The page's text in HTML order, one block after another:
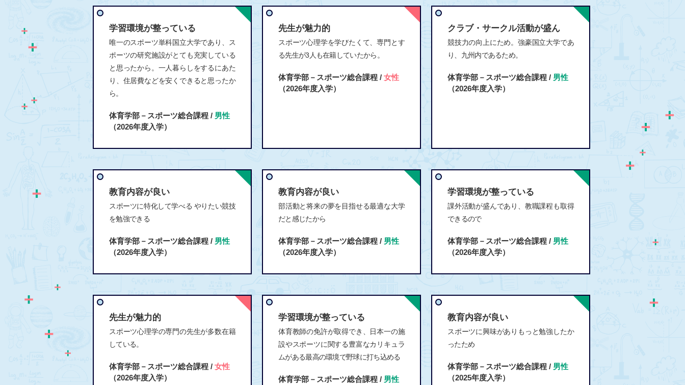
学習環境が整っている
唯一のスポーツ単科国立大学であり、ス
ポーツの研究施設がとても充実している
と思ったから。一人暮らしをするにあた
り、住居費などを安くできると思ったか
ら。
体育学部－スポーツ総合課程 / 男性
（2026年度入学）
先生が魅力的
スポーツ心理学を学びたくて、専門とす
る先生が3人も在籍していたから。
体育学部－スポーツ総合課程 / 女性
（2026年度入学）
クラブ・サークル活動が盛ん
競技力の向上にため。強豪国立大学であ
り、九州内であるため。
体育学部－スポーツ総合課程 / 男性
（2026年度入学）
教育内容が良い
スポーツに特化して学べる やりたい競技
を勉強できる
体育学部－スポーツ総合課程 / 男性
（2026年度入学）
教育内容が良い
部活動と将来の夢を目指せる最適な大学
だと感じたから
体育学部－スポーツ総合課程 / 男性
（2026年度入学）
学習環境が整っている
課外活動が盛んであり、教職課程も取得
できるので
体育学部－スポーツ総合課程 / 男性
（2026年度入学）
先生が魅力的
スポーツ心理学の専門の先生が多数在籍
している。
体育学部－スポーツ総合課程 / 女性
（2026年度入学）
学習環境が整っている
体育教師の免許が取得でき、日本一の施
設やスポーツに関する豊富なカリキュラ
ムがある最高の環境で野球に打ち込める
体育学部－スポーツ総合課程 / 男性
教育内容が良い
スポーツに興味がありもっと勉強したか
ったため
体育学部－スポーツ総合課程 / 男性
（2025年度入学）